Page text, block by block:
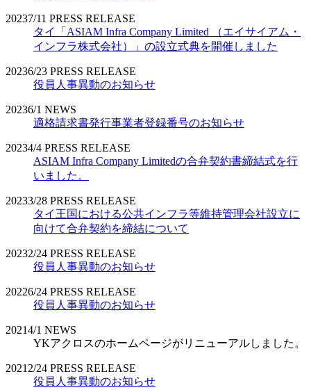
20237/11 PRESS RELEASE
タイ「ASIAM Infra Company Limited （エイサイアム・
インフラ株式会社）」の設立式典を開催しました
20236/23 PRESS RELEASE
役員人事異動のお知らせ
20236/1 NEWS
適格請求書発行事業者登録番号のお知らせ
20234/4 PRESS RELEASE
ASIAM Infra Company Limitedの合弁契約書締結式を行
いました。
20233/28 PRESS RELEASE
タイ王国における公共インフラ等維持管理会社設立に
向けて合弁契約を締結について
20232/24 PRESS RELEASE
役員人事異動のお知らせ
20226/24 PRESS RELEASE
役員人事異動のお知らせ
20214/1 NEWS
YKアクロスのホームページがリニューアルしました。
2021 2/24 PRESS RELEASE
役員人事異動のお知らせ